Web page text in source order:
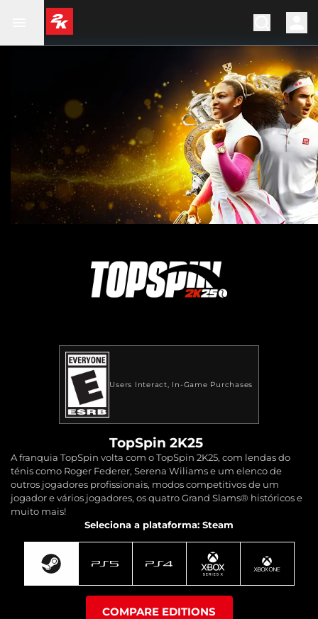
Users Interact In-Game Purchases
TopSpin 2K25
A franquia TopSpin volta com o TopSpin 2K25, com lendas do
ténis como Roger Federer, Serena Wiliams e um elenco de
outros jogadores profissionais, modos competitivos de um
jogador e vários jogadores, os quatro Grand Slams® históricos e
muito mais!
Seleciona a plataforma: Steam
COMPARE EDITIONS